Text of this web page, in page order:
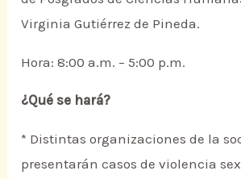
Virginia Gutiérrez de Pineda.
Hora: 8:00 a.m. – 5:00 p.m.
¿Qué se hará?
* Distintas organizaciones de la
presentarán casos de violencia